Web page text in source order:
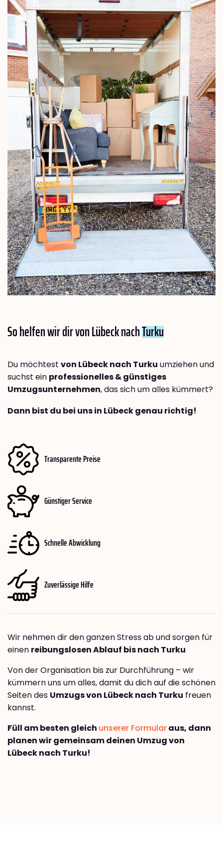
So helfen wir dir von Lübeck nachTurku
Du möchtest von Lübeck nach Turku umziehen und
suchst ein professionelles & günstiges
Umzugsunternehmen, das sich um alles kümmert?
Dann bist du bei uns in Lübeck genau richtig!
Transparente Preise
Günstiger Service
Schnelle Abwicklung
Zuverlässige Hilfe
Wir nehmen dir den ganzen Stress ab und sorgen für
einen reibungslosen Ablauf bis nach Turku
Von der Organisation bis zur Durchführung – wir
kümmern uns um alles, damit du dich auf die schönen
Seiten des Umzugs von Lübeck nach Turku freuen
kannst.
Füll am besten gleich unserer Formularaus, dann
planen wir gemeinsam deinen Umzug von
Lübeck nach Turku!